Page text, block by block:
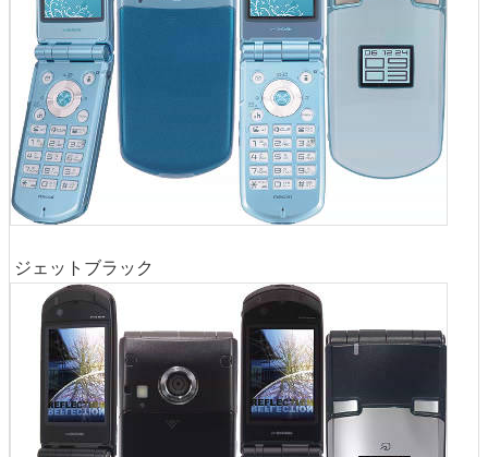
ジェットブラック